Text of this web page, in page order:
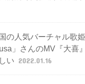
の人気バーチャル歌
」さんのMV『大喜
い 2022.01.16